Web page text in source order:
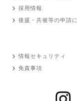
採用情報
後援・共催等の申請
情報セキュリティ
免責事項